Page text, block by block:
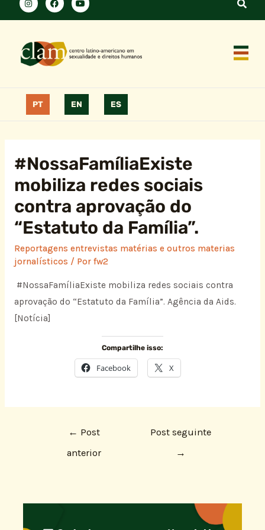
PT EN ES
#NossaFamíliaExiste
mobiliza redes sociais
contra aprovação do
“Estatuto da Família”.
Reportagens entrevistas matérias e outros materias
jornalísticos / Por fw2
#NossaFamíliaExiste mobiliza redes sociais contra
aprovação do “Estatuto da Família”. Agência da Aids.
[Notícia]
Compartilhe isso:
Facebook X
← Post
anterior
Post seguinte
→